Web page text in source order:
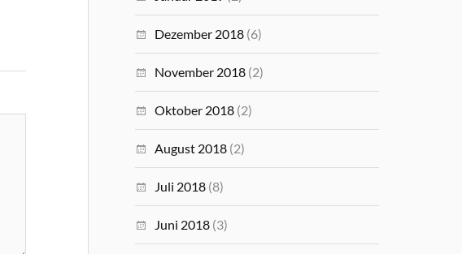
Dezember 2018 (6)
November 2018 (2)
Oktober 2018 (2)
August 2018 (2)
Juli 2018 (8)
Juni 2018 (3)